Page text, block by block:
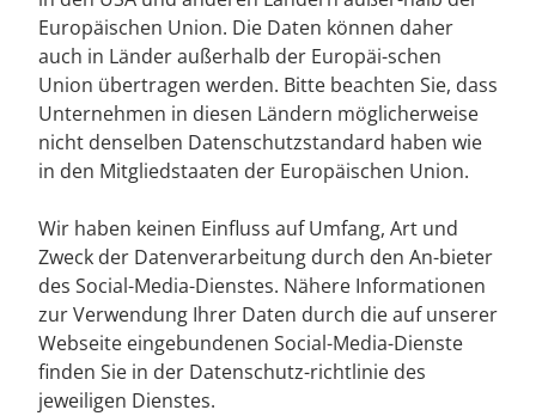
Europäischen Union. Die Daten können daher
auch in Länder außerhalb der Europäi-schen
Union übertragen werden. Bitte beachten Sie, dass
Unternehmen in diesen Ländern möglicherweise
nicht denselben Datenschutzstandard haben wie
in den Mitgliedstaaten der Europäischen Union.
Wir haben keinen Einfluss auf Umfang, Art und
Zweck der Datenverarbeitung durch den An-bieter
des Social-Media-Dienstes. Nähere Informationen
zur Verwendung Ihrer Daten durch die auf unserer
Webseite eingebundenen Social-Media-Dienste
finden Sie in der Datenschutz-richtlinie des
jeweiligen Dienstes.